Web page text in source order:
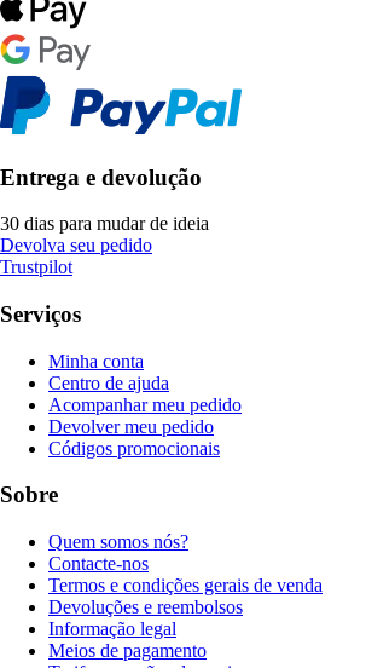
Entrega e devolução
30 dias para mudar de ideia
Devolva seu pedido
Trustpilot
Serviços
Minha conta
Centro de ajuda
Acompanhar meu pedido
Devolver meu pedido
Códigos promocionais
Sobre
Quem somos nós?
Contacte-nos
Termos e condições gerais de venda
Devoluções e reembolsos
Informação legal
Meios de pagamento